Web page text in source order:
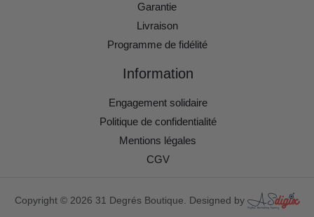
Garantie
Livraison
Programme de fidélité
Information
Engagement solidaire
Politique de confidentialité
Mentions légales
CGV
Copyright © 2026 31 Degrés Boutique. Designed by